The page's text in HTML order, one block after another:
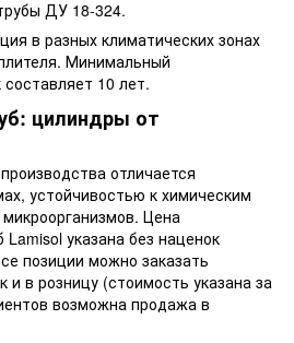
ДУ 18-324.
в разных климатических зонах
Минимальный
10 лет.
цилиндры от
отличается
устойчивостью к химическим
Цена
указана без наценок
позиции можно заказать
и в розницу (стоимость указана за
возможна продажа в